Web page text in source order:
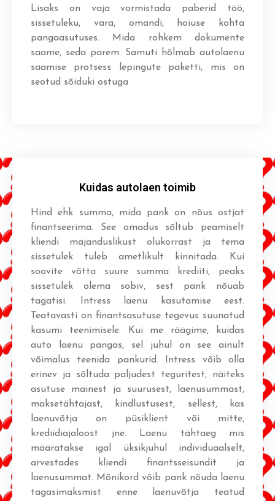
Lisaks on vaja vormistada paberid töö,
sissetuleku, vara, omandi, hoiuse kohta
pangaasutuses. Mida rohkem dokumente
saame, seda parem. Samuti hõlmab autolaenu
saamise protsess lepingute paketti, mis on
seotud sõiduki ostuga
Kuidas autolaen toimib
Hind ehk summa, mida pank on nõus ostjat
finantseerima. See omadus sõltub peamiselt
kliendi majanduslikust olukorrast ja tema
sissetulek tuleb ametlikult kinnitada. Kui
soovite võtta suure summa krediiti, peaks
sissetulek olema sobiv, sest pank nõuab
tagatisi. Intress laenu kasutamise eest.
Teatavasti on finantsasutuse tegevus suunatud
kasumi teenimisele. Kui me räägime, kuidas
auto laenu pangas, sel juhul on see ainult
võimalus teenida pankurid. Intress võib olla
erinev ja sõltuda paljudest teguritest, näiteks
asutuse mainest ja suurusest, laenusummast,
maksetähtajast, kindlustusest, sellest, kas
laenuvõtja on püsiklient või mitte,
krediidiajaloost jne. Laenu tähtaeg mis
määratakse igal üksikjuhul individuaalselt,
arvestades kliendi finantsseisundit ja
laenusummat. Mõnikord võib pank nõuda laenu
tagasimaksmist enne laenuvõtja teatud